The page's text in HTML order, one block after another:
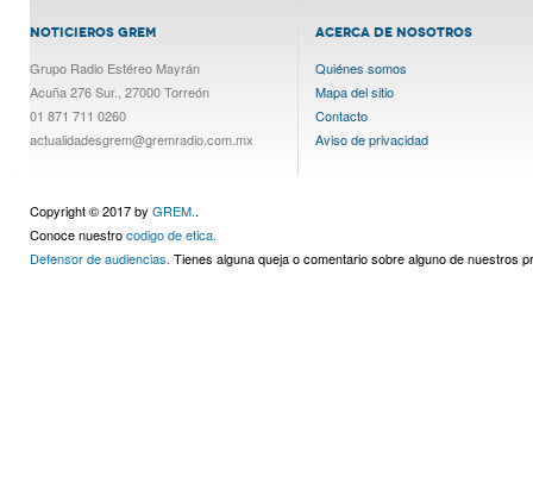
NOTICIEROS GREM
Grupo Radio Estéreo Mayrán
Acuña 276 Sur., 27000 Torreón
01 871 711 0260
actualidadesgrem@gremradio.com.mx
ACERCA DE NOSOTROS
Quiénes somos
Mapa del sitio
Contacto
Aviso de privacidad
Copyright © 2017 by GREM..
Conoce nuestrocodigo de etica.
Defensor de audiencias. Tienes alguna queja o comentario sobre alguno de nuestros